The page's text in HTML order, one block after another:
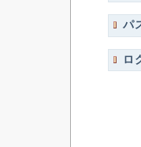
パ
ロ